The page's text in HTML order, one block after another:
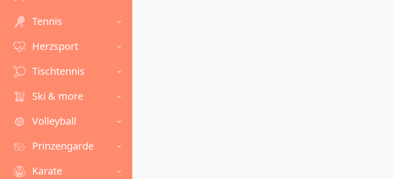
Tennis
Herzsport
Tischtennis
Ski & more
Volleyball
Prinzengarde
Karate